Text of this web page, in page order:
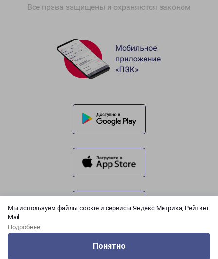
Мы используем файлы cookie и сервисы Яндекс.Метрика, Рейтинг
Mail
Подробнее
Понятно
Все права защищены и охраняются законом